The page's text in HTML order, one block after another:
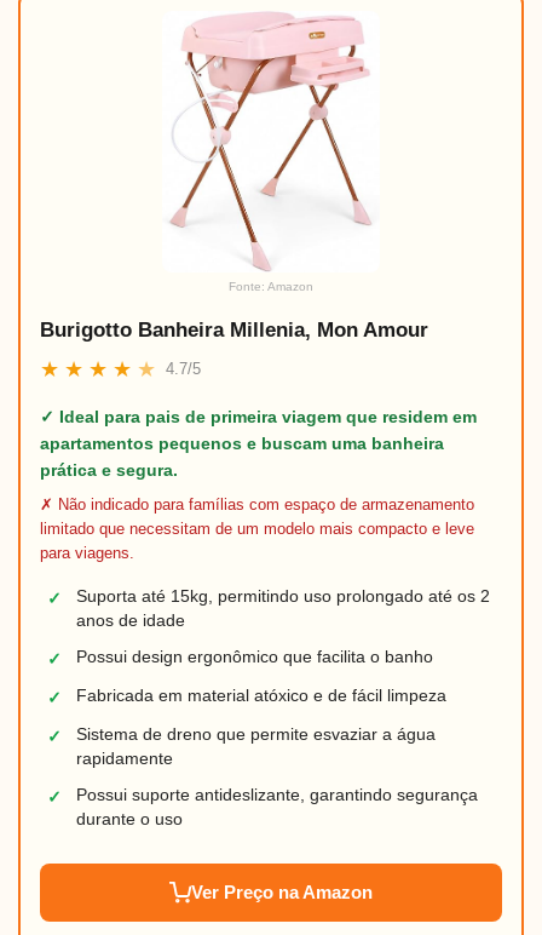
Fonte: Amazon
Burigotto Banheira Millenia, Mon Amour
★ ★ ★ ★ ★ 4.7/5
✓ Ideal para pais de primeira viagem que residem em
apartamentos pequenos e buscam uma banheira
prática e segura.
✗ Não indicado para famílias com espaço de armazenamento
limitado que necessitam de um modelo mais compacto e leve
para viagens.
✓
Suporta até 15kg, permitindo uso prolongado até os 2
anos de idade
✓ Possui design ergonômico que facilita o banho
✓ Fabricada em material atóxico e de fácil limpeza
✓
Sistema de dreno que permite esvaziar a água
rapidamente
✓
Possui suporte antideslizante, garantindo segurança
durante o uso
Ver Preço na Amazon